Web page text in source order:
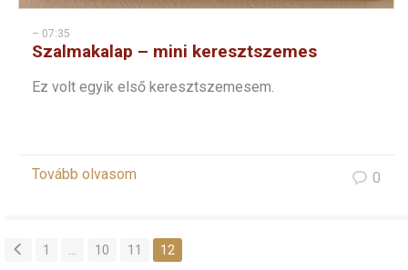
– 07:35
Szalmakalap – mini keresztszemes
Ez volt egyik első keresztszemesem.
Tovább olvasom 0
1 10 11 12